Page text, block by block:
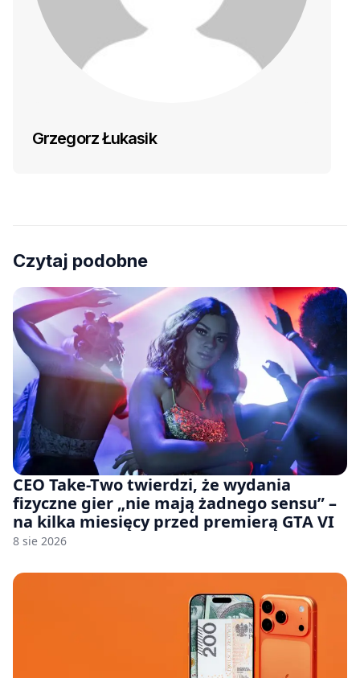
Grzegorz Łukasik
Czytaj podobne
CEO Take-Two twierdzi, że wydania
fizyczne gier „nie mają żadnego sensu” –
na kilka miesięcy przed premierą GTA VI
8 sie 2026